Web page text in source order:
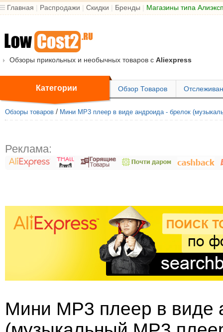
Главная | Распродажи | Скидки | Бренды | Магазины типа
Обзоры прикольных и необычных товаров с Aliexpress
Категории Обзор Товаров
Обзоры товаров / Мини MP3 плеер в виде андроида - брелок
Реклама:
Мини MP3 плеер в виде